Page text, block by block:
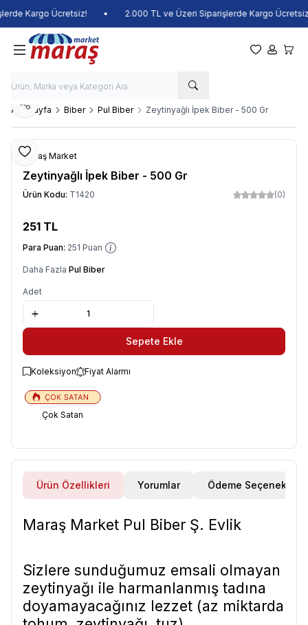
Kargo Ücretsiz! 2.000 TL ve Üzeri Siparişlerde Kargo Ücretsiz!
Favorilerim
Hesabım
Ana Sayfa Biber Pul Biber Zeytinyağlı İpek Biber - 500 Gr
Favoriye Ekle
Paylaş
Maraş Market
Zeytinyağlı İpek Biber - 500 Gr
Ürün Kodu: T1420 (0)
251 TL
Para Puan: 251 Puan
Daha Fazla Pul Biber
Adet
Sepete Ekle
Koleksiyon Fiyat Alarmı
Çok Satan
Ürün Özellikleri Yorumlar Ödeme Seçenekleri
Maraş Market Pul Biber Ş. Evlik
Sizlere sunduğumuz emsali olmayan
zeytinyağı ile harmanlanmış tadına
doyamayacağınız lezzet (az miktarda